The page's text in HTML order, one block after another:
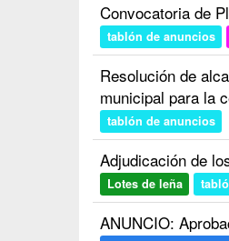
Convocatoria de
tablón de anuncios
Resolución de
municipal para la
tablón de anuncios
Adjudicación de
Lotes de leña
ANUNCIO: